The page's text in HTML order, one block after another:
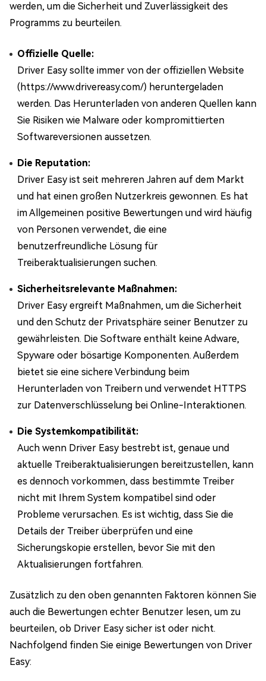
werden, um die Sicherheit und Zuverlässigkeit des
Programms zu beurteilen.
Offizielle Quelle:
Driver Easy sollte immer von der offiziellen Website
(https://www.drivereasy.com/) heruntergeladen
werden. Das Herunterladen von anderen Quellen kann
Sie Risiken wie Malware oder kompromittierten
Softwareversionen aussetzen.
Die Reputation:
Driver Easy ist seit mehreren Jahren auf dem Markt
und hat einen großen Nutzerkreis gewonnen. Es hat
im Allgemeinen positive Bewertungen und wird häufig
von Personen verwendet, die eine
benutzerfreundliche Lösung für
Treiberaktualisierungen suchen.
Sicherheitsrelevante Maßnahmen:
Driver Easy ergreift Maßnahmen, um die Sicherheit
und den Schutz der Privatsphäre seiner Benutzer zu
gewährleisten. Die Software enthält keine Adware,
Spyware oder bösartige Komponenten. Außerdem
bietet sie eine sichere Verbindung beim
Herunterladen von Treibern und verwendet HTTPS
zur Datenverschlüsselung bei Online-Interaktionen.
Die Systemkompatibilität:
Auch wenn Driver Easy bestrebt ist, genaue und
aktuelle Treiberaktualisierungen bereitzustellen, kann
es dennoch vorkommen, dass bestimmte Treiber
nicht mit Ihrem System kompatibel sind oder
Probleme verursachen. Es ist wichtig, dass Sie die
Details der Treiber überprüfen und eine
Sicherungskopie erstellen, bevor Sie mit den
Aktualisierungen fortfahren.
Zusätzlich zu den oben genannten Faktoren können Sie
auch die Bewertungen echter Benutzer lesen, um zu
beurteilen, ob Driver Easy sicher ist oder nicht.
Nachfolgend finden Sie einige Bewertungen von Driver
Easy: